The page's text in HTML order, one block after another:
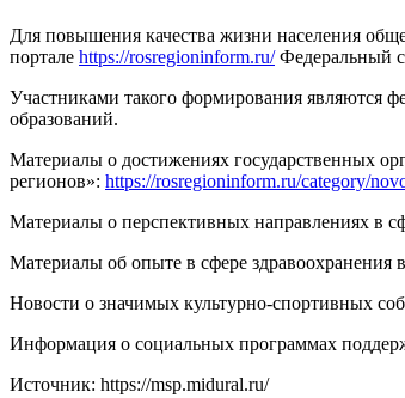
Для повышения качества жизни населения
портале https://rosregioninform.ru/Федеральный
Участниками такого формирования являются
образований.
Материалы о достижениях государственных
регионов»: https://rosregioninform.ru/category/
Материалы о перспективных направлениях в
Материалы об опыте в сфере здравоохранения
Новости о значимых культурно-спортивных
Информация о социальных программах
Источник: https://msp.midural.ru/